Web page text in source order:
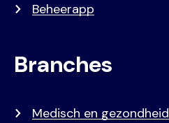
Beheerapp
Branches
Medisch en gezondheid